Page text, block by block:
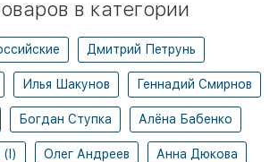
в категории
Дмитрий Петрунь
Илья Шакунов Геннадий Смирнов
Богдан Ступка Алёна Бабенко
(I) Олег Андреев Анна Дюкова